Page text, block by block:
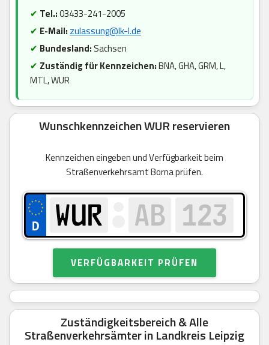
✔ Tel.:03433-241-2005
✔ E-Mail: zulassung@lk-l.de
✔ Bundesland: Sachsen
✔ Zuständig für Kennzeichen:BNA, GHA, GRM, L,
MTL, WUR
Wunschkennzeichen WUR reservieren
Kennzeichen eingeben und Verfügbarkeit beim
Straßenverkehrsamt Borna prüfen.
VERFÜGBARKEIT PRÜFEN
Zuständigkeitsbereich & Alle
Straßenverkehrsämter in Landkreis Leipzig